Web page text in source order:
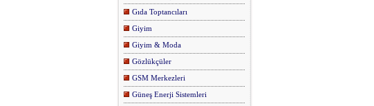
Gıda Toptancıları
Giyim
Giyim & Moda
Gözlükçüler
GSM Merkezleri
Güneş Enerji Sistemleri